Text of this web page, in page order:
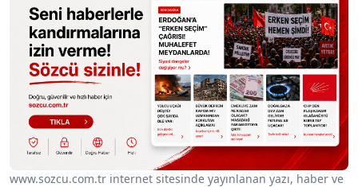
www.sozcu.com.tr internet sitesinde yayınlanan yazı, haber ve